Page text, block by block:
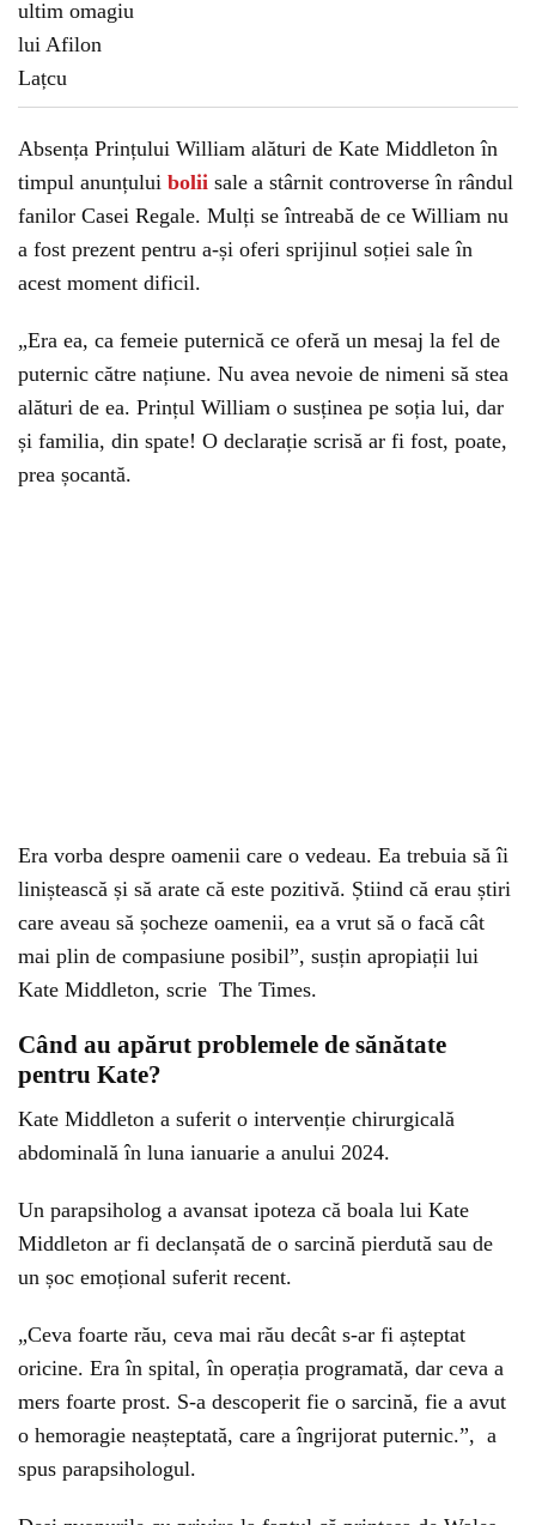
Absența Prințului William alături de Kate Middleton în
timpul anunțului bolii sale a stârnit controverse în rândul
fanilor Casei Regale. Mulți se întreabă de ce William nu
a fost prezent pentru a-și oferi sprijinul soției sale în
acest moment dificil.
„Era ea, ca femeie puternică ce oferă un mesaj la fel de
puternic către națiune. Nu avea nevoie de nimeni să stea
alături de ea. Prințul William o susținea pe soția lui, dar
și familia, din spate! O declarație scrisă ar fi fost, poate,
prea șocantă.
Era vorba despre oamenii care o vedeau. Ea trebuia să îi
liniștească și să arate că este pozitivă. Știind că erau știri
care aveau să șocheze oamenii, ea a vrut să o facă cât
mai plin de compasiune posibil”, susțin apropiații lui
Kate Middleton, scrie The Times.
Când au apărut problemele de sănătate
pentru Kate?
Kate Middleton a suferit o intervenție chirurgicală
abdominală în luna ianuarie a anului 2024.
Un parapsiholog a avansat ipoteza că boala lui Kate
Middleton ar fi declanșată de o sarcină pierdută sau de
un șoc emoțional suferit recent.
„Ceva foarte rău, ceva mai rău decât s-ar fi așteptat
oricine. Era în spital, în operația programată, dar ceva a
mers foarte prost. S-a descoperit fie o sarcină, fie a avut
o hemoragie neașteptată, care a îngrijorat puternic.”, a
spus parapsihologul.